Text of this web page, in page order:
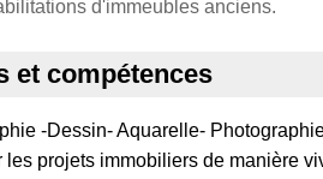
d'immeubles anciens.
et compétences
-Dessin- Aquarelle-
les projets immobiliers de manière